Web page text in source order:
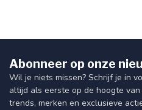
Abonneer op onze
Wil je niets missen? Schrijf je in
altijd als eerste op de hoogte
trends, merken en exclusieve